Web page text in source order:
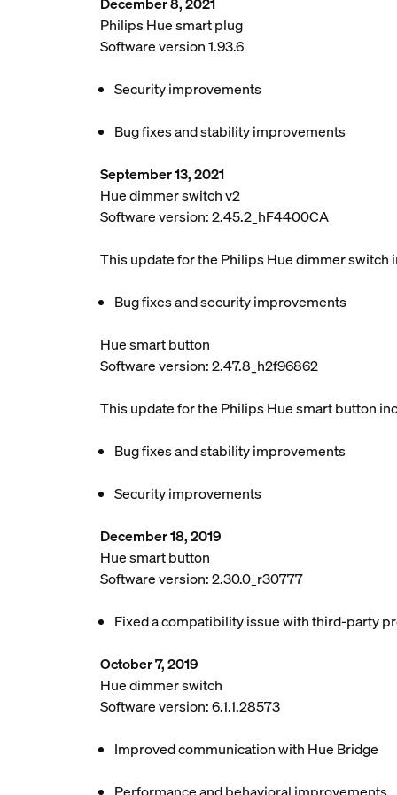
Philips Hue smart plug
Software version 1.93.6
Security improvements
Bug fixes and stability improvements
September 13, 2021
Hue dimmer switch v2
Software version: 2.45.2_hF4400CA
This update for the Philips Hue dimmer switch
Bug fixes and security improvements
Hue smart button
Software version: 2.47.8_h2f96862
This update for the Philips Hue smart button
Bug fixes and stability improvements
Security improvements
December 18, 2019
Hue smart button
Software version: 2.30.0_r30777
Fixed a compatibility issue with third-party
October 7, 2019
Hue dimmer switch
Software version: 6.1.1.28573
Improved communication with Hue Bridge